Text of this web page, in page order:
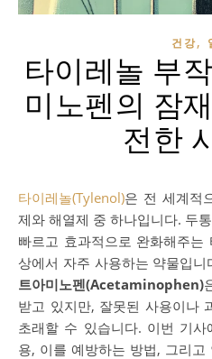
건강,
타이레놀 부
미노펜의 잠
전한
타이레놀(Tylenol)은 전 세계적
제와 해열제 중 하나입니다. 두
빠르고 효과적으로 완화해주는
상에서 자주 사용하는 약물입
트아미노펜(Acetaminophen)
받고 있지만, 잘못된 사용이나
초래할 수 있습니다. 이번 기
용, 이를 예방하는 방법, 그리